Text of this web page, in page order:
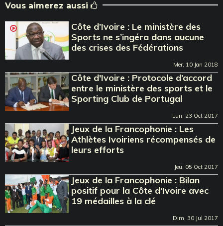
Vous aimerez aussi
Côte d’Ivoire : Le ministère des
Sports ne s’ingéra dans aucune
des crises des Fédérations
Mer, 10 Jan 2018
Côte d'Ivoire : Protocole d’accord
entre le ministère des sports et le
Sporting Club de Portugal
Lun, 23 Oct 2017
Jeux de la Francophonie : Les
Athlètes Ivoiriens récompensés de
leurs efforts
Jeu, 05 Oct 2017
Jeux de la Francophonie : Bilan
positif pour la Côte d'Ivoire avec
19 médailles à la clé
Dim, 30 Jul 2017